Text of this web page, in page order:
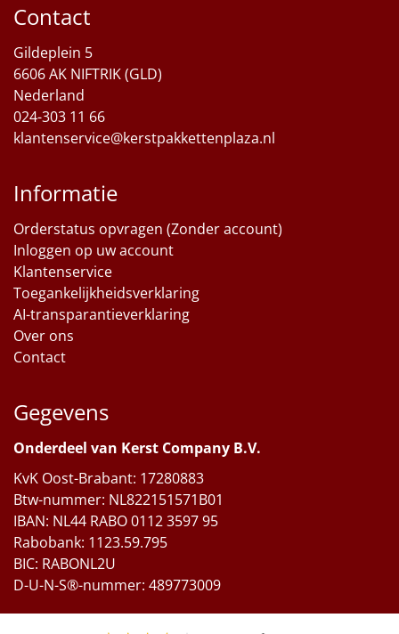
Contact
Gildeplein 5
6606 AK NIFTRIK (GLD)
Nederland
024-303 11 66
klantenservice@kerstpakkettenplaza.nl
Informatie
Orderstatus opvragen (Zonder account)
Inloggen op uw account
Klantenservice
Toegankelijkheidsverklaring
AI-transparantieverklaring
Over ons
Contact
Gegevens
Onderdeel van Kerst Company B.V.
KvK Oost-Brabant: 17280883
Btw-nummer: NL822151571B01
IBAN: NL44 RABO 0112 3597 95
Rabobank: 1123.59.795
BIC: RABONL2U
D-U-N-S®-nummer: 489773009